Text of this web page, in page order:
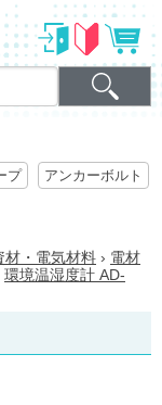
プ
アンカーボルト
材・電気材料 › 電材
環境温湿度計 AD-